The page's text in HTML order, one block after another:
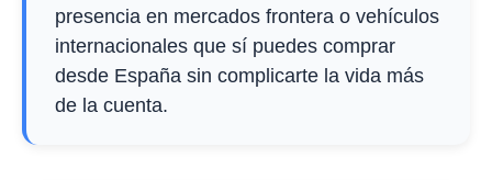
presencia en mercados frontera o vehículos
internacionales que sí puedes comprar
desde España sin complicarte la vida más
de la cuenta.